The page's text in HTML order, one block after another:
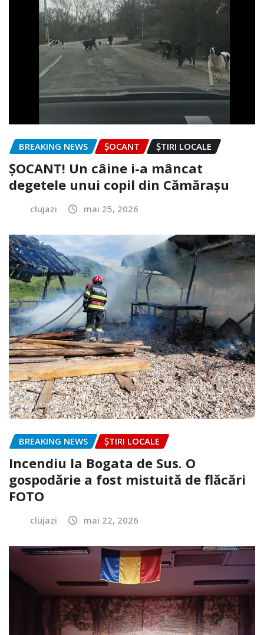
BREAKING NEWS ȘOCANT ȘTIRI LOCALE
ȘOCANT! Un câine i-a mâncat
degetele unui copil din Cămărașu
clujazi mai 25, 2026
BREAKING NEWS ȘTIRI LOCALE
Incendiu la Bogata de Sus. O
gospodărie a fost mistuită de flăcări
FOTO
clujazi mai 22, 2026